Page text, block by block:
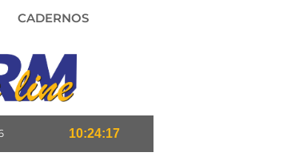
CADERNOS
10:24:18